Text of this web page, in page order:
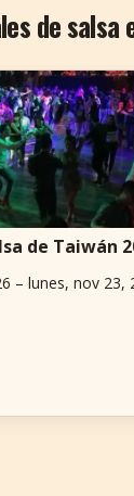
de salsa
de Taiwán
– lunes, nov 23,